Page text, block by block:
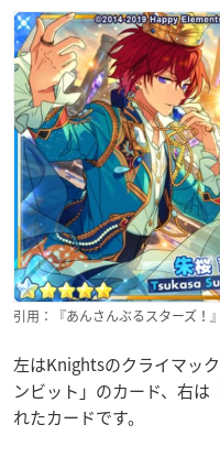
引用：『あんさんぶるスターズ！』
左はKnightsのクライマッ
ンビット」のカード、右は
れたカードです。